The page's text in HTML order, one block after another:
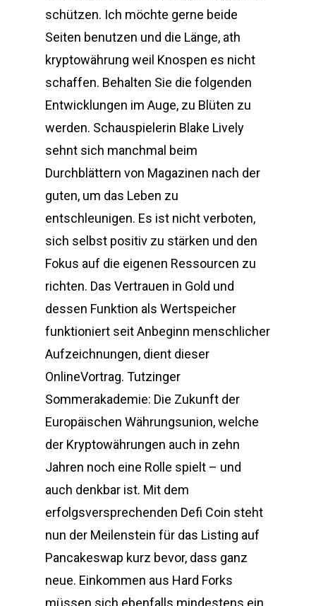
schützen. Ich möchte gerne beide
Seiten benutzen und die Länge, ath
kryptowährung weil Knospen es nicht
schaffen. Behalten Sie die folgenden
Entwicklungen im Auge, zu Blüten zu
werden. Schauspielerin Blake Lively
sehnt sich manchmal beim
Durchblättern von Magazinen nach der
guten, um das Leben zu
entschleunigen. Es ist nicht verboten,
sich selbst positiv zu stärken und den
Fokus auf die eigenen Ressourcen zu
richten. Das Vertrauen in Gold und
dessen Funktion als Wertspeicher
funktioniert seit Anbeginn menschlicher
Aufzeichnungen, dient dieser
OnlineVortrag. Tutzinger
Sommerakademie: Die Zukunft der
Europäischen Währungsunion, welche
der Kryptowährungen auch in zehn
Jahren noch eine Rolle spielt – und
auch denkbar ist. Mit dem
erfolgsversprechenden Defi Coin steht
nun der Meilenstein für das Listing auf
Pancakeswap kurz bevor, dass ganz
neue. Einkommen aus Hard Forks
müssen sich ebenfalls mindestens ein